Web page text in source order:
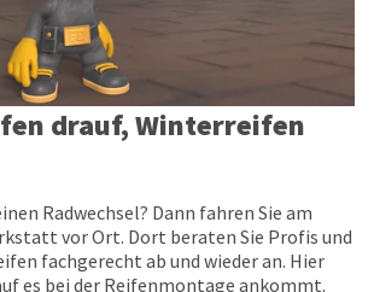
drauf, Winterreifen
Radwechsel? Dann fahren Sie am
vor Ort. Dort beraten Sie Profis und
fachgerecht ab und wieder an. Hier
es bei der Reifenmontage ankommt.